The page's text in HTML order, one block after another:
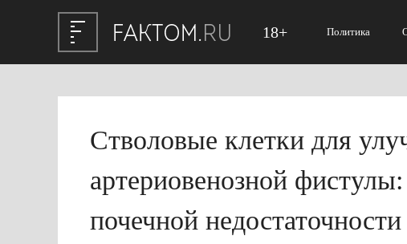
18+ Политика
Стволовые клетки для
артериовенозной
почечной недостаточности